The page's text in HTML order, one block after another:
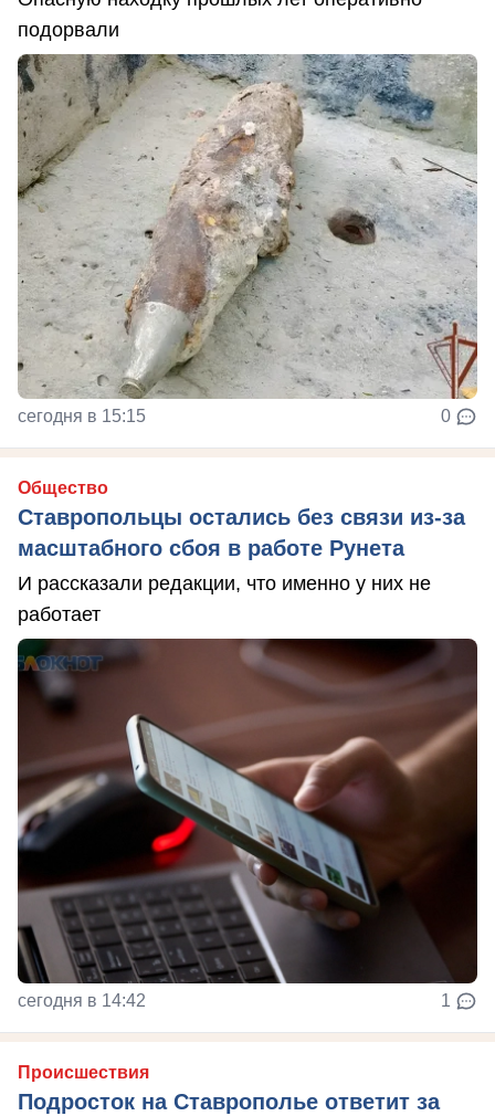
подорвали
сегодня в 15:15 0
Общество
Ставропольцы остались без связи из-за
масштабного сбоя в работе Рунета
И рассказали редакции, что именно у них не
работает
сегодня в 14:42 1
Происшествия
Подросток на Ставрополье ответит за